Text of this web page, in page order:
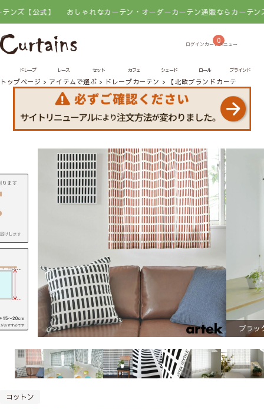
】 おしゃれなカーテン・オーダーカーテン通販ならカーテンズ【公式】
0
ドレープ レース セット カフェ シェード ロール ブラインド
トップページ アイテムで選ぶ ドレープカーテン 【北欧ブランドカーテン】シ
ブラッ
コットン